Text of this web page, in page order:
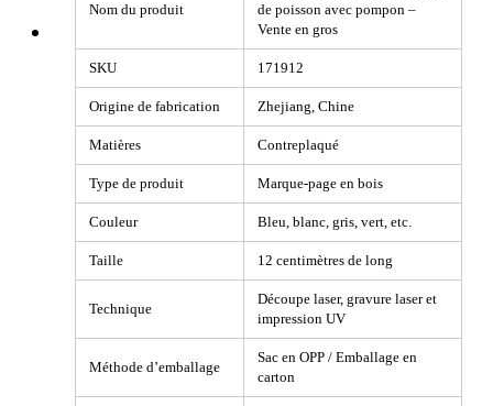
Nom du produit
de poisson avec pompon –
Vente en gros
SKU 171912
Origine de fabrication Zhejiang, Chine
Matières Contreplaqué
Type de produit Marque-page en bois
Couleur Bleu, blanc, gris, vert, etc.
Taille 12 centimètres de long
Technique
Découpe laser, gravure laser et
impression UV
Méthode d’emballage
Sac en OPP / Emballage en
carton